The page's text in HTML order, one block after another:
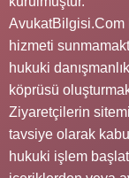
AvukatBilgisi.Com
hizmeti
hukuki
köprüsü
Ziyaretçilerin
tavsiye olarak
hukuki işlem